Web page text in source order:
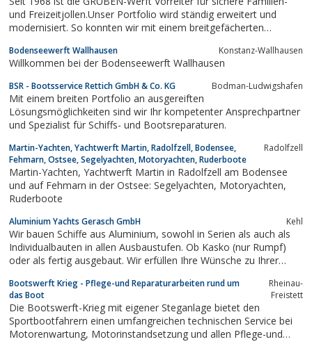
und Freizeitjollen.Unser Portfolio wird ständig erweitert und
modernisiert. So konnten wir mit einem breitgefächerten
begeistern.Gruben in Markdorf am Bodensee hat auch für Sie
das richtige Boot !
Bodenseewerft Wallhausen Konstanz-Wallhausen
Willkommen bei der Bodenseewerft Wallhausen
BSR - Bootsservice Rettich GmbH & Co. KG Bodman-Ludwigshafen
Mit einem breiten Portfolio an ausgereiften
Lösungsmöglichkeiten sind wir Ihr kompetenter Ansprechpartner
und Spezialist für Schiffs- und Bootsreparaturen.
Martin-Yachten, Yachtwerft Martin, Radolfzell, Bodensee,
Fehmarn, Ostsee, Segelyachten, Motoryachten, Ruderboote
Radolfzell
Martin-Yachten, Yachtwerft Martin in Radolfzell am Bodensee
und auf Fehmarn in der Ostsee: Segelyachten, Motoryachten,
Ruderboote
Aluminium Yachts Gerasch GmbH Kehl
Wir bauen Schiffe aus Aluminium, sowohl in Serien als auch als
Individualbauten in allen Ausbaustufen. Ob Kasko (nur Rumpf)
oder als fertig ausgebaut. Wir erfüllen Ihre Wünsche zu Ihrer
der Region einen Rundum-Service um ihre Yacht....
Bootswerft Krieg - Pflege-und Reparaturarbeiten rund um
das Boot
Rheinau-
Freistett
Die Bootswerft-Krieg mit eigener Steganlage bietet den
Sportbootfahrern einen umfangreichen technischen Service bei
Motorenwartung, Motorinstandsetzung und allen Pflege-und